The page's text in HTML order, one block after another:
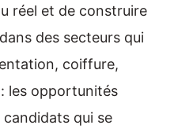
réel et de construire
des secteurs qui
coiffure,
les opportunités
qui se